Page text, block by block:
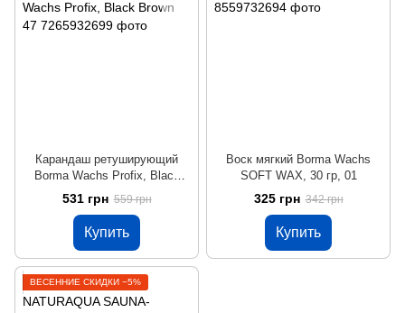
Карандаш ретуширующий
Borma Wachs Profix, Black
Brown 47
531 грн 559 грн
Купить
Воск мягкий Borma Wachs
SOFT WAX, 30 гр, 01
325 грн 342 грн
Купить
ВЕСЕННИЕ СКИДКИ −5%